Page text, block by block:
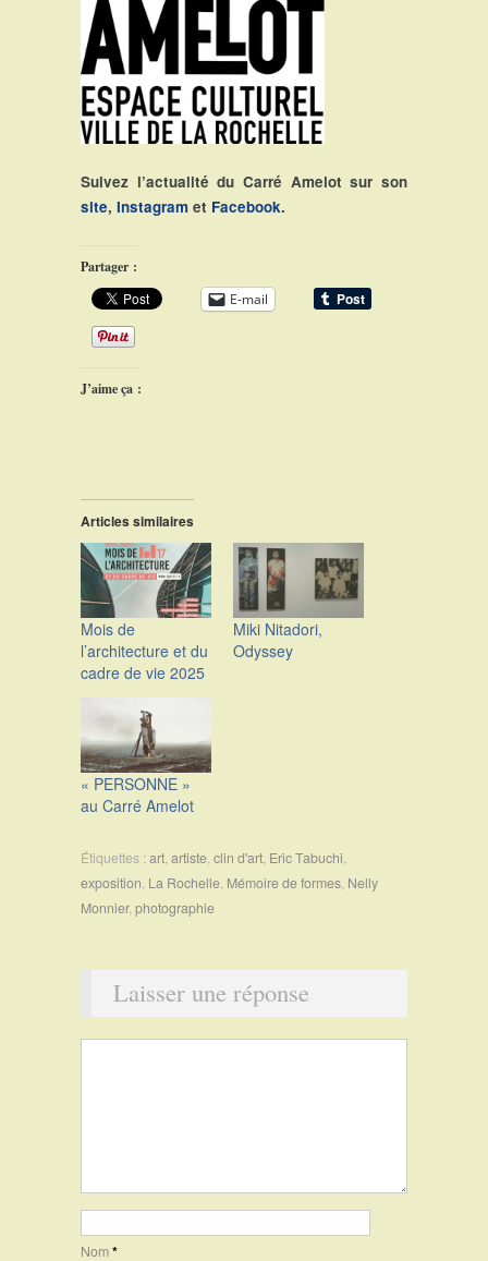
Suivez l’actualité du Carré Amelot sur son
site, Instagram et Facebook.
Partager :
E-mail
J’aime ça :
Articles similaires
Mois de
l’architecture et du
cadre de vie 2025
Miki Nitadori,
Odyssey
« PERSONNE »
au Carré Amelot
Étiquettes :art,artiste,clin d'art, Eric Tabuchi,
exposition, La Rochelle, Mémoire de formes, Nelly
Monnier,photographie
Laisser une réponse
Nom*